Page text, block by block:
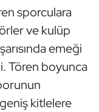
sporculara
ve kulüp
emeği
Tören boyunca
kitlelere